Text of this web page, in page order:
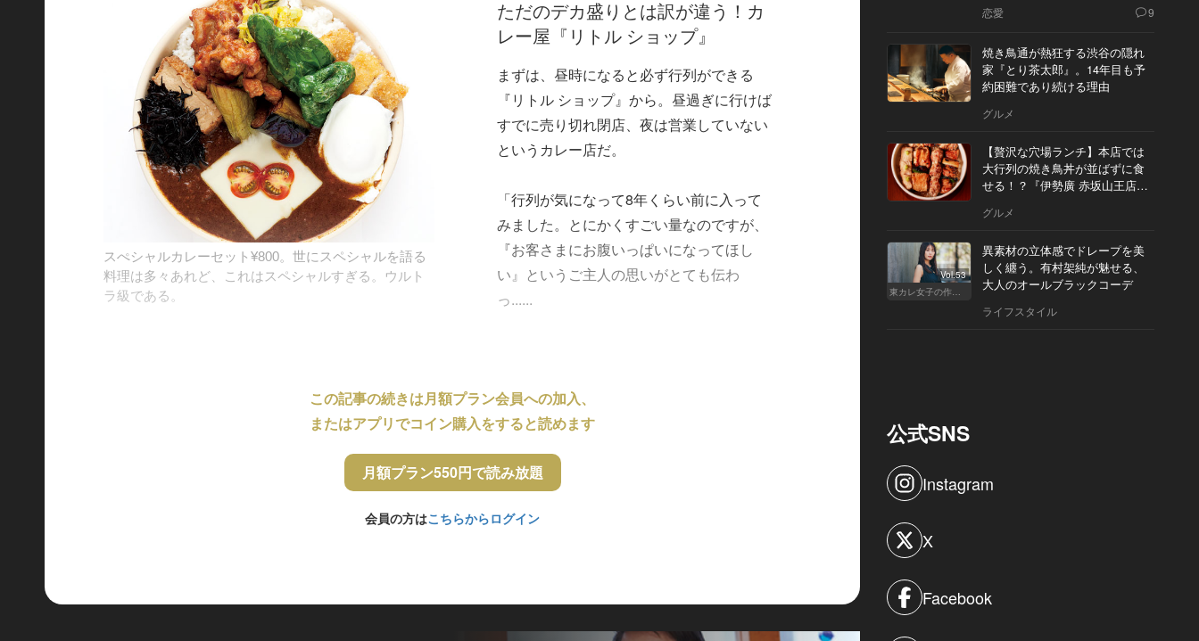
スぺシャルカレーセット¥800。世にスペシャルを語る
料理は多々あれど、これはスペシャルすぎる。ウルト
ラ級である。
ただのデカ盛りとは訳が違う！カ
レー屋『リトル ショップ』
まずは、昼時になると必ず行列ができる
『リトル ショップ』から。昼過ぎに行けば
すでに売り切れ閉店、夜は営業していない
というカレー店だ。
「行列が気になって8年くらい前に入って
みました。とにかくすごい量なのですが、
『お客さまにお腹いっぱいになってほし
い』というご主人の思いがとても伝わ
っ......
この記事の続きは月額プラン会員への加入、
またはアプリでコイン購入をすると読めます
月額プラン550円で読み放題
会員の方はこちらからログイン
恋愛 9
焼き鳥通が熱狂する渋谷の隠れ
家『とり茶太郎』。14年目も予
約困難であり続ける理由
グルメ
【贅沢な穴場ランチ】本店では
大行列の焼き鳥丼が並ばずに食
せる！？『伊勢廣 赤坂山王店』
グルメ
Vol.53
東カレ女子の作り方
異素材の立体感でドレープを美
しく纏う。有村架純が魅せる、
大人のオールブラックコーデ
ライフスタイル
公式SNS
Instagram
X
Facebook